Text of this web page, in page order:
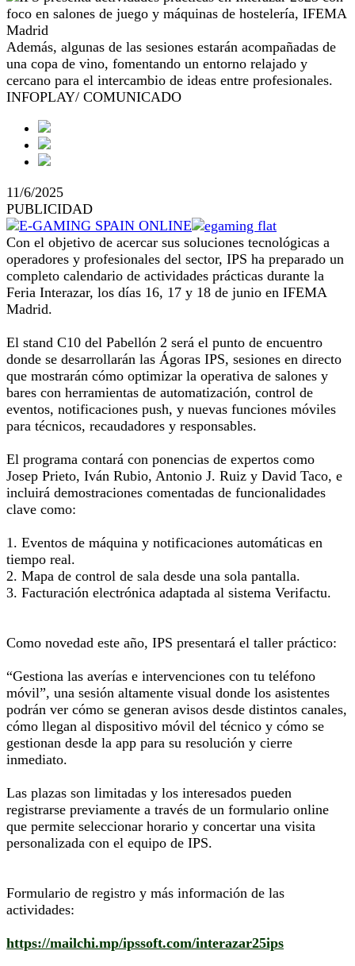
Además, algunas de las sesiones estarán acompañadas de
una copa de vino, fomentando un entorno relajado y
cercano para el intercambio de ideas entre profesionales.
INFOPLAY/ COMUNICADO
11/6/2025
PUBLICIDAD
Con el objetivo de acercar sus soluciones tecnológicas a
operadores y profesionales del sector, IPS ha preparado un
completo calendario de actividades prácticas durante la
Feria Interazar, los días 16, 17 y 18 de junio en IFEMA
Madrid.
El stand C10 del Pabellón 2 será el punto de encuentro
donde se desarrollarán las Ágoras IPS, sesiones en directo
que mostrarán cómo optimizar la operativa de salones y
bares con herramientas de automatización, control de
eventos, notificaciones push, y nuevas funciones móviles
para técnicos, recaudadores y responsables.
El programa contará con ponencias de expertos como
Josep Prieto, Iván Rubio, Antonio J. Ruiz y David Taco, e
incluirá demostraciones comentadas de funcionalidades
clave como:
1. Eventos de máquina y notificaciones automáticas en
tiempo real.
2. Mapa de control de sala desde una sola pantalla.
3. Facturación electrónica adaptada al sistema Verifactu.
Como novedad este año, IPS presentará el taller práctico:
“Gestiona las averías e intervenciones con tu teléfono
móvil”, una sesión altamente visual donde los asistentes
podrán ver cómo se generan avisos desde distintos canales,
cómo llegan al dispositivo móvil del técnico y cómo se
gestionan desde la app para su resolución y cierre
inmediato.
Las plazas son limitadas y los interesados pueden
registrarse previamente a través de un formulario online
que permite seleccionar horario y concertar una visita
personalizada con el equipo de IPS.
Formulario de registro y más información de las
actividades:
https://mailchi.mp/ipssoft.com/interazar25ips